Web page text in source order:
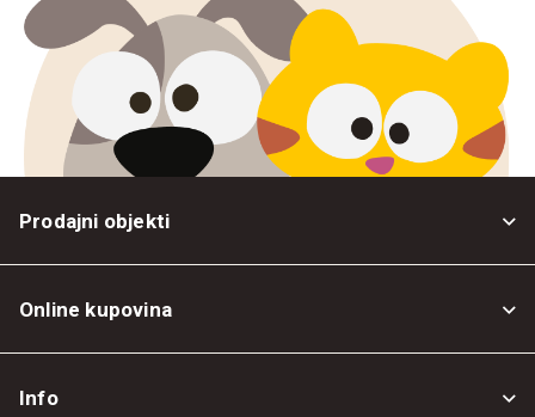
Prodajni objekti
Online kupovina
Info